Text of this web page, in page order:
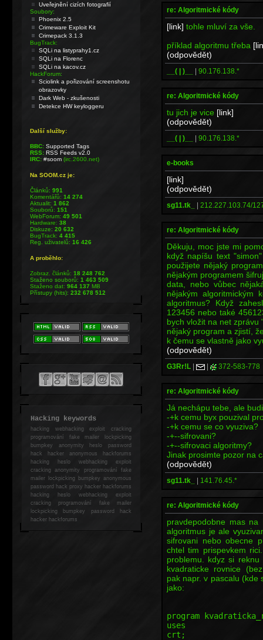
re: Algoritmické kódy
[link] tohle mluví za vše.
příklad algoritmu třeba
(odpovědět)
__( | )__ | 90.176.138.*
re: Algoritmické kódy
tu jich je vice [link]
(odpovědět)
__( | )__ | 90.176.138.*
e-books
[link]
(odpovědět)
sg11.tk_ | 212.227.103.74/
re: Algoritmické kódy
Děkuju, moc jste mi
když napíšu text
použijete nějaký
nějakým programem
data, nebo vůbec
nějakým algoritmickým
algoritmus? Když
123456 nebo také
bych vložit na net
nějaký program a zjistí,
k čemu se vlastně jako
(odpovědět)
G3Rr!L | | 372-583-778
re: Algoritmické kódy
Já nechápu tebe, ale
-+k cemu byx pouzival
-+k cemu se co vyuziva?
-+--sifrovani?
-+--sifrovaci algoritmy?
Jinak prosimte pozor na
(odpovědět)
sg11.tk_ | 141.76.45.*
re: Algoritmické kódy
pravdepodobne mas na
algoritmus je ale
sifrovani nebo obecne
chtel tim prispevkem
problemu. kdyz si
kvadraticke rovnice
pak napr. v pascalu (kde
jako:
program
uses
crt;
Uveřejnění cizích fotografií
Soubory:
Phoenix 2.5
Crimeware Exploit Kit
Crimepack 3.1.3
BugTrack:
SQLi na listyprahy1.cz
SQLi na Florenc
SQLi na kacov.cz
HackForum:
Sciolink a pořizování screenshotu
obrazovky
Dark Web - zkušenosti
Detekce HW keyloggeru
Další služby:
BBC: Supported Tags
RSS: RSS Feeds v2.0
IRC: #soom(irc.2600.net)
Na SOOM.cz je:
Článků:991
Komentářů:14 274
Aktualit:1 862
Souborů:151
WebForum:49 501
Hardware:38
Diskuze:20 632
BugTrack:4 415
Reg. uživatelů:16 426
A proběhlo:
Zobraz. článků:18 248 762
Staženo souborů:1 463 509
Staženo dat:964 137MB
Přístupy (hits):232 678 512
Hacking keywords
hackingwebhacking exploit cracking
programování fake mailer lockpicking
bumpkey anonymity heslo password
hackhacker anonymous hackforums
hackingheslo webhacking exploit
cracking anonymity programování fake
mailer lockpicking bumpkey anonymous
password hack proxy hacker hackforums
hacking heslo webhacking exploit
cracking programování fake mailer
lockpicking bumpkey password hack
hackerhackforums